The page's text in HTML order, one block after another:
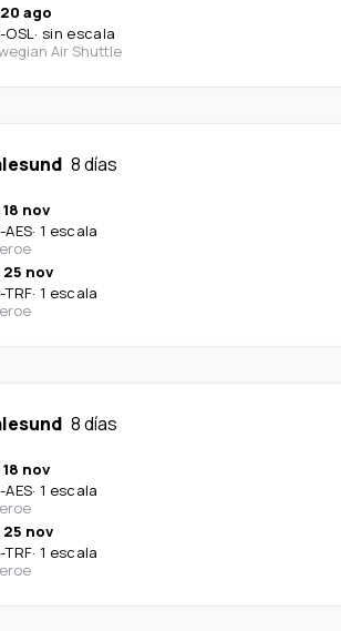
ago
-OSL· sin escala
Air Shuttle
8 días
18 nov
-AES· 1 escala
25 nov
-TRF· 1 escala
8 días
18 nov
-AES· 1 escala
25 nov
-TRF· 1 escala